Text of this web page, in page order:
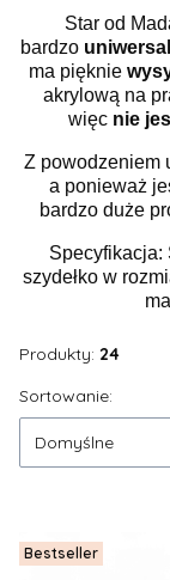
Star od
bardzo
ma pięknie
akrylową na
więc nie
Z powodzeniem
a ponieważ
bardzo duże
Specyfikacja:
szydełko w
Produkty: 24
Lista
Sortowanie:
Domyślne
Bestseller